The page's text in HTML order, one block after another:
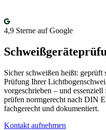
4,9 Sterne auf Google
Sicher schweißen heißt:
Prüfung Ihrer
vorgeschrieben – und
prüfen normgerecht nach DIN
fachgerecht und dokumentiert.
Kontakt aufnehmen